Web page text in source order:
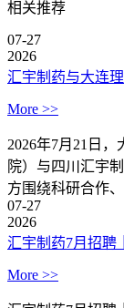
相关推荐
07-27
2026
汇宇制药与大连
More >>
2026年7月21日
院）与四川汇宇
方围绕科研合作
07-27
2026
汇宇制药7月招聘
More >>